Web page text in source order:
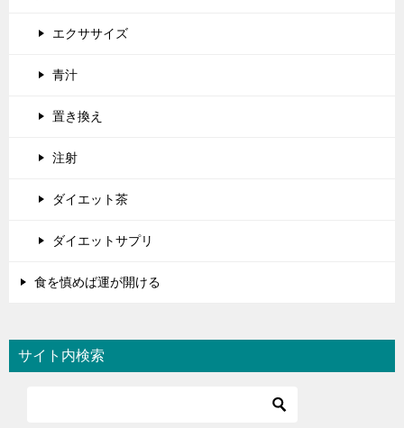
エクササイズ
青汁
置き換え
注射
ダイエット茶
ダイエットサプリ
食を慎めば運が開ける
サイト内検索